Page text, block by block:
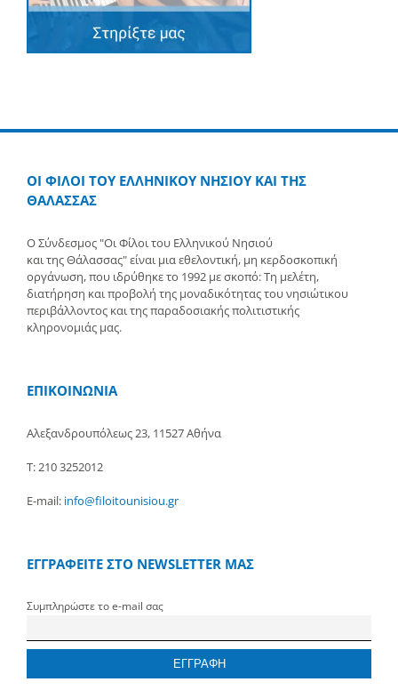
ΟΙ ΦΙΛΟΙ ΤΟΥ ΕΛΛΗΝΙΚΟΥ ΝΗΣΙΟΥ ΚΑΙ ΤΗΣ
ΘΑΛΑΣΣΑΣ
Ο Σύνδεσμος "Οι Φίλοι του Ελληνικού Νησιού
και της Θάλασσας" είναι μια εθελοντική, μη κερδοσκοπική
οργάνωση, που ιδρύθηκε το 1992 με σκοπό: Τη μελέτη,
διατήρηση και προβολή της μοναδικότητας του νησιώτικου
περιβάλλοντος και της παραδοσιακής πολιτιστικής
κληρονομιάς μας.
ΕΠΙΚΟΙΝΩΝΙΑ
Αλεξανδρουπόλεως 23, 11527 Αθήνα
Τ: 210 3252012
E-mail: info@filoitounisiou.gr
ΕΓΓΡΑΦΕΙΤΕ ΣΤΟ NEWSLETTER ΜΑΣ
Συμπληρώστε το e-mail σας